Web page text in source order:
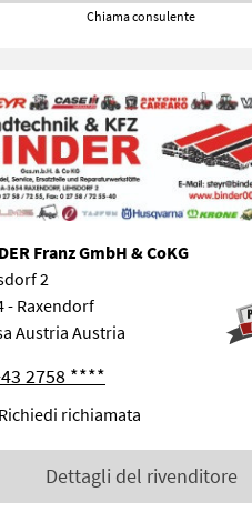
Chiama consulente
Franz GmbH & CoKG
2
- Raxendorf
Austria Austria
2758 ****
Richiedi richiamata
Dettagli del rivenditore